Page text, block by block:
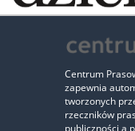
Zaufali nam:
Centrum
zapewnia
tworzonych
rzeczników